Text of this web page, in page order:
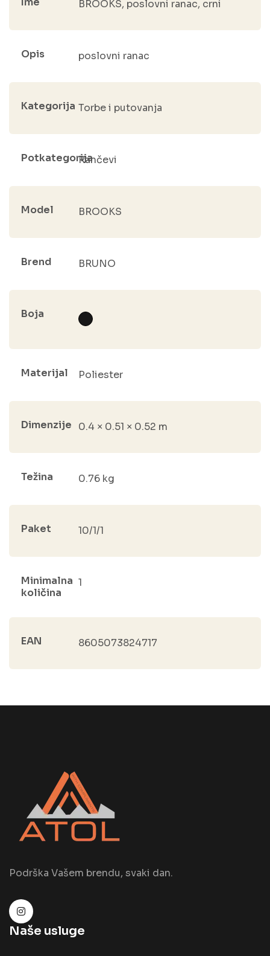
BROOKS, poslovni ranac, crni
Opis poslovni ranac
Kategorija Torbe i putovanja
PotkategorijaRančevi
Model BROOKS
Brend BRUNO
Boja
Materijal Poliester
Dimenzije 0.4 × 0.51 × 0.52 m
Težina 0.76 kg
Paket 10/1/1
Minimalna
količina
1
EAN 8605073824717
Podrška Vašem brendu, svaki dan.
Naše usluge